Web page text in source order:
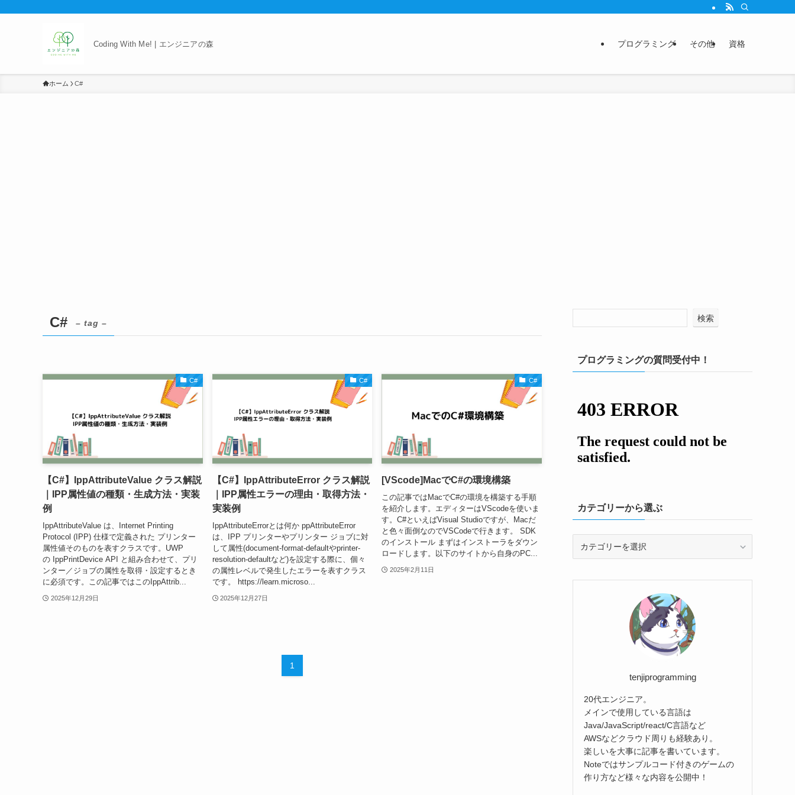
Coding With Me! | エンジニアの森 プログラミング その他 資格
ホーム C#
C# – tag –
C#
【C#】IppAttributeValue クラス解説
｜IPP属性値の種類・生成方法・実装
例
IppAttributeValue は、Internet Printing
Protocol (IPP) 仕様で定義された プリンター
属性値そのものを表すクラスです。UWP
の IppPrintDevice API と組み合わせて、プリ
ンター／ジョブの属性を取得・設定するとき
に必須です。この記事ではこのIppAttrib...
2025年12月29日
C#
【C#】IppAttributeError クラス解説
｜IPP属性エラーの理由・取得方法・
実装例
IppAttributeErrorとは何か ppAttributeError
は、IPP プリンターやプリンター ジョブに対
して属性(document-format-defaultやprinter-
resolution-defaultなど)を設定する際に、個々
の属性レベルで発生したエラーを表すクラス
です。 https://learn.microso...
2025年12月27日
C#
[VScode]MacでC#の環境構築
この記事ではMacでC#の環境を構築する手順
を紹介します。エディターはVScodeを使いま
す。C#といえばVisual Studioですが、Macだ
と色々面倒なのでVSCodeで行きます。 SDK
のインストール まずはインストーラをダウン
ロードします。以下のサイトから自身のPC...
2025年2月11日
1
検索
プログラミングの質問受付中！
カテゴリーから選ぶ
リ
tenjiprogramming
20代エンジニア。
メインで使用している言語は
Java/JavaScript/react/C言語など
AWSなどクラウド周りも経験あり。
楽しいを大事に記事を書いています。
Noteではサンプルコード付きのゲームの
作り方など様々な内容を公開中！